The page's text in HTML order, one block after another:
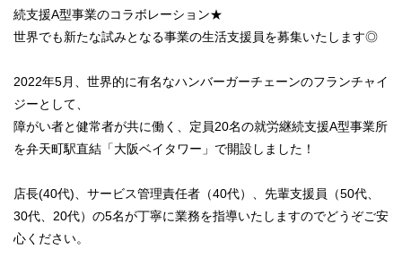
続支援A型事業のコラボレーション★
世界でも新たな試みとなる事業の生活支援員を募集いたします◎
2022年5月、世界的に有名なハンバーガーチェーンのフランチャイ
ジーとして、
障がい者と健常者が共に働く、定員20名の就労継続支援A型事業所
を弁天町駅直結「大阪ベイタワー」で開設しました！
店長(40代)、サービス管理責任者（40代）、先輩支援員（50代、
30代、20代）の5名が丁寧に業務を指導いたしますのでどうぞご安
心ください。